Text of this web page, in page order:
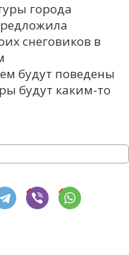
Т
У
города
снеговиков в
будут поведены
будут каким-то